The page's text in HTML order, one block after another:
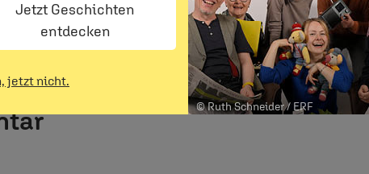
Jetzt Geschichten
entdecken
jetzt nicht.
© Ruth Schneider / ERF